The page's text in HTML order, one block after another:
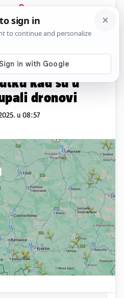
PRIJAVA
News Komentari
nebo iznad
kad su u
dronovi
u 08:57